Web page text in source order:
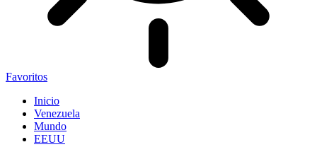
Favoritos
Inicio
Venezuela
Mundo
EEUU